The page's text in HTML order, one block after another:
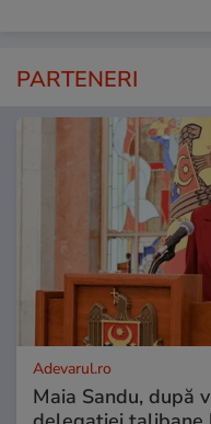
PARTENERI
Adevarul.ro
Maia Sandu, după